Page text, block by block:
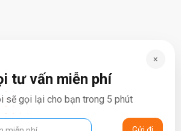
×
tư vấn miễn phí
sẽ gọi lại cho bạn trong 5 phút